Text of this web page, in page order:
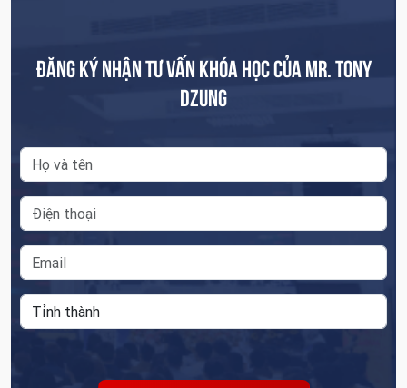
ĐĂNG KÝ NHẬN TƯ VẤN KHÓA HỌC CỦA MR. TONY
DZUNG